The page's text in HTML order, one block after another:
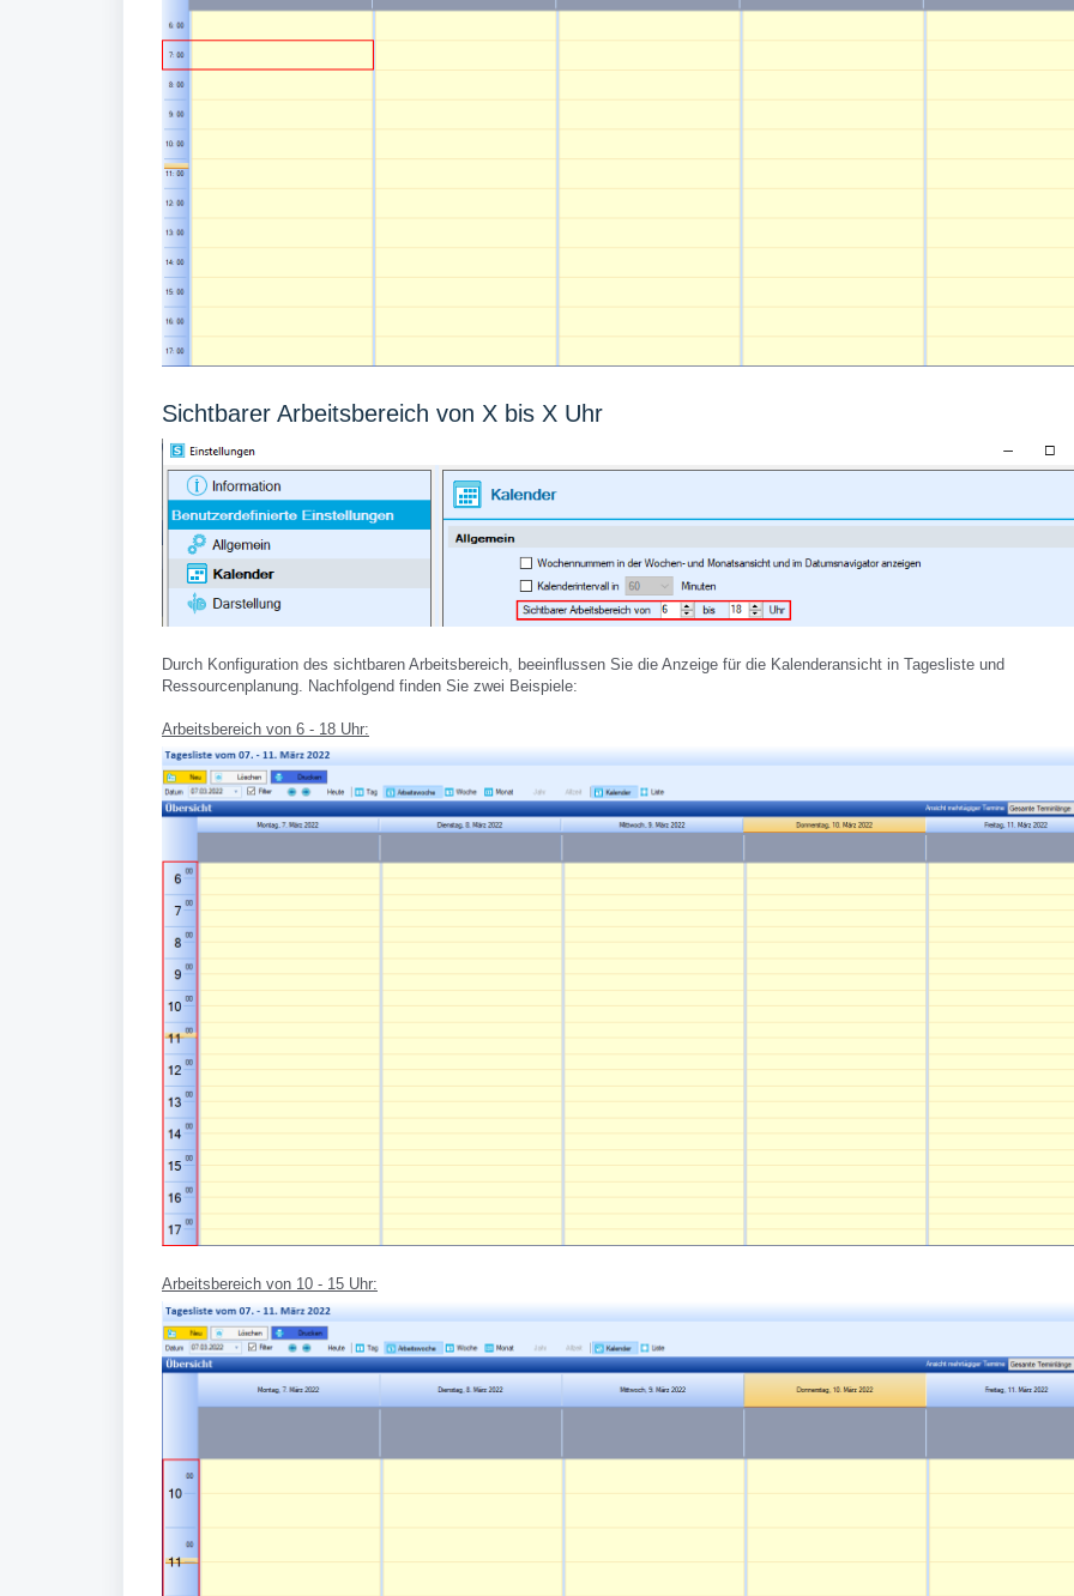
Sichtbarer Arbeitsbereich von X bis X Uhr
Durch Konfiguration des sichtbaren Arbeitsbereich, beeinflussen Sie die Anzeige für die Kalenderansicht in Tagesliste und
Ressourcenplanung. Nachfolgend finden Sie zwei Beispiele:
Arbeitsbereich von 6 - 18 Uhr:
Arbeitsbereich von 10 - 15 Uhr: